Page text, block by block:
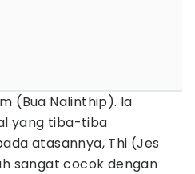
(Bua Nalinthip). Ia
yang tiba-tiba
atasannya, Thi (Jes
sangat cocok dengan